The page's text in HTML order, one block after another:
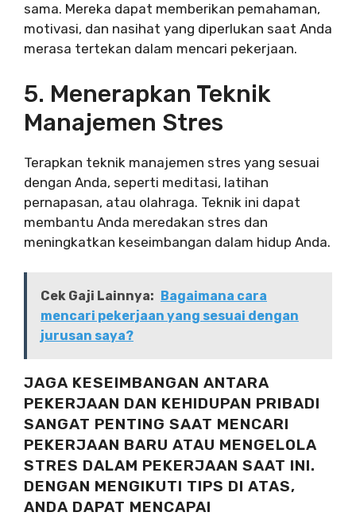
sama. Mereka dapat memberikan pemahaman,
motivasi, dan nasihat yang diperlukan saat Anda
merasa tertekan dalam mencari pekerjaan.
5. Menerapkan Teknik
Manajemen Stres
Terapkan teknik manajemen stres yang sesuai
dengan Anda, seperti meditasi, latihan
pernapasan, atau olahraga. Teknik ini dapat
membantu Anda meredakan stres dan
meningkatkan keseimbangan dalam hidup Anda.
Cek Gaji Lainnya: Bagaimana cara
mencari pekerjaan yang sesuai dengan
jurusan saya?
JAGA KESEIMBANGAN ANTARA
PEKERJAAN DAN KEHIDUPAN PRIBADI
SANGAT PENTING SAAT MENCARI
PEKERJAAN BARU ATAU MENGELOLA
STRES DALAM PEKERJAAN SAAT INI.
DENGAN MENGIKUTI TIPS DI ATAS,
ANDA DAPAT MENCAPAI